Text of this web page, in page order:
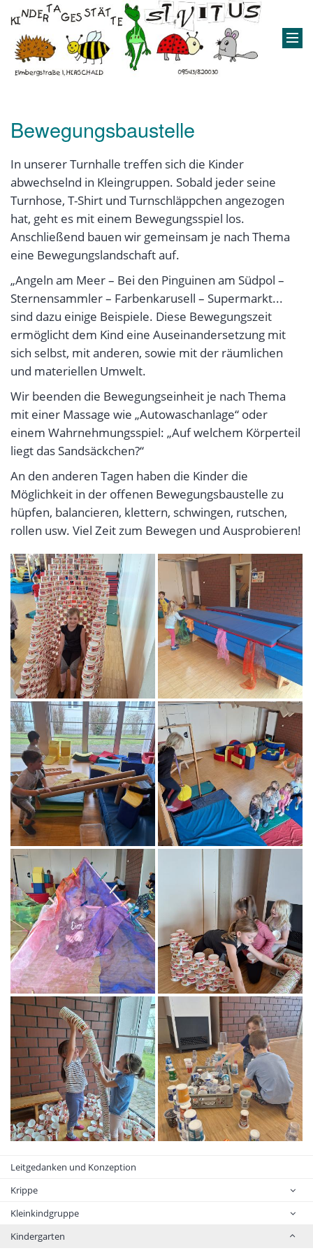
Bewegungsbaustelle
In unserer Turnhalle treffen sich die Kinder
abwechselnd in Kleingruppen. Sobald jeder seine
Turnhose, T-Shirt und Turnschläppchen angezogen
hat, geht es mit einem Bewegungsspiel los.
Anschließend bauen wir gemeinsam je nach Thema
eine Bewegungslandschaft auf.
„Angeln am Meer – Bei den Pinguinen am Südpol –
Sternensammler – Farbenkarusell – Supermarkt...
sind dazu einige Beispiele. Diese Bewegungszeit
ermöglicht dem Kind eine Auseinandersetzung mit
sich selbst, mit anderen, sowie mit der räumlichen
und materiellen Umwelt.
Wir beenden die Bewegungseinheit je nach Thema
mit einer Massage wie „Autowaschanlage“ oder
einem Wahrnehmungsspiel: „Auf welchem Körperteil
liegt das Sandsäckchen?“
An den anderen Tagen haben die Kinder die
Möglichkeit in der offenen Bewegungsbaustelle zu
hüpfen, balancieren, klettern, schwingen, rutschen,
rollen usw. Viel Zeit zum Bewegen und Ausprobieren!
Leitgedanken und Konzeption
Krippe
Kleinkindgruppe
Kindergarten